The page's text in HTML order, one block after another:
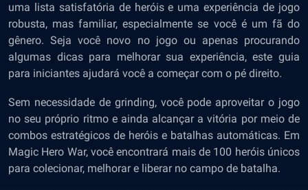
uma lista satisfatória de heróis e uma experiência de jogo
robusta, mas familiar, especialmente se você é um fã do
gênero. Seja você novo no jogo ou apenas procurando
algumas dicas para melhorar sua experiência, este guia
para iniciantes ajudará você a começar com o pé direito.
Sem necessidade de grinding, você pode aproveitar o jogo
no seu próprio ritmo e ainda alcançar a vitória por meio de
combos estratégicos de heróis e batalhas automáticas. Em
Magic Hero War, você encontrará mais de 100 heróis únicos
para colecionar, melhorar e liberar no campo de batalha.